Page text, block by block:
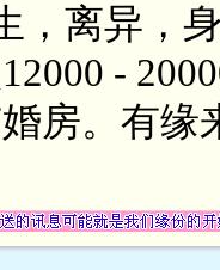
，离异，
-
房。有缘